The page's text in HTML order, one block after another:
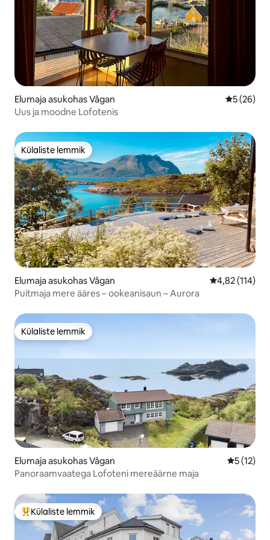
Elumaja asukohas Vågan Keskmine
5 (26)
Uus ja moodne Lofotenis
Külaliste lemmik
Külaliste lemmik
Elumaja asukohas Vågan Keskmine
4,82 (114)
Puitmaja mere ääres – ookeanisaun – Aurora
Külaliste lemmik
Külaliste lemmik
Elumaja asukohas Vågan
5 (12)
Panoraamvaatega Lofoteni mereäärne maja
Külaliste suur lemmik
Külaliste lemmik